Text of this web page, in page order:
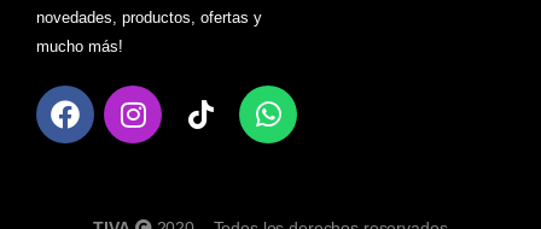
novedades, productos, ofertas y
mucho más!